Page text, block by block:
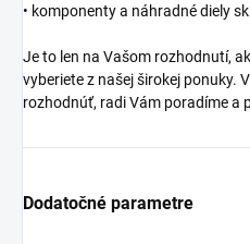
• komponenty a náhradné diely
Je to len na Vašom rozhodnutí,
vyberiete z našej širokej ponuky.
rozhodnúť, radi Vám poradíme a
Dodatočné parametre